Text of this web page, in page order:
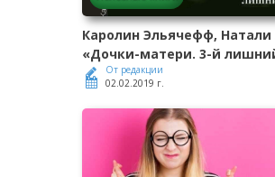
Каролин Эльячефф,
«Дочки-матери. 3-й
От редакции
02.02.2019 г.